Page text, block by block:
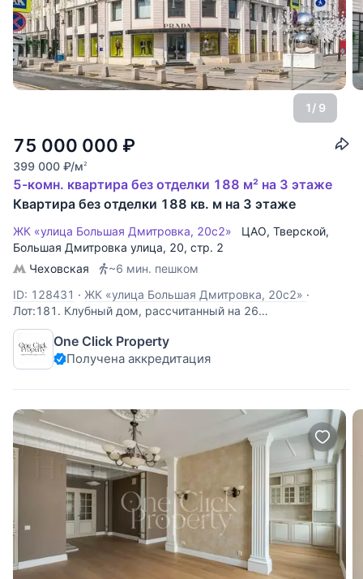
1/ 9
75 000 000 ₽
399 000 ₽/м2
5-комн. квартира без отделки 188 м² на 3 этаже
Квартира без отделки 188 кв. м на 3 этаже
ЖК «улица Большая Дмитровка, 20с2» ЦАО, Тверской,
Большая Дмитровка улица, 20, стр. 2
Чеховская
~6 мин. пешком
ID: 128431 · ЖК «улица Большая Дмитровка, 20с2» ·
Лот:181. Клубный дом, рассчитанный на 26
квартир. Пятикомнатная квартира общей площадью 188
кв.м. Функциональная планировка: гостиная, с
действующим камином, кухня, четыре спальни, холл, три
One Click Property
Получена аккредитация